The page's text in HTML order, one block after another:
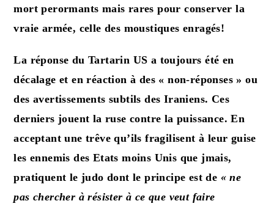
mort perormants mais rares pour conserver la
vraie armée, celle des moustiques enragés!
La réponse du Tartarin US a toujours été en
décalage et en réaction à des « non-réponses » ou
des avertissements subtils des Iraniens. Ces
derniers jouent la ruse contre la puissance. En
acceptant une trêve qu’ils fragilisent à leur guise
les ennemis des Etats moins Unis que jmais,
pratiquent le judo dont le principe est de « ne
pas chercher à résister à ce que veut faire